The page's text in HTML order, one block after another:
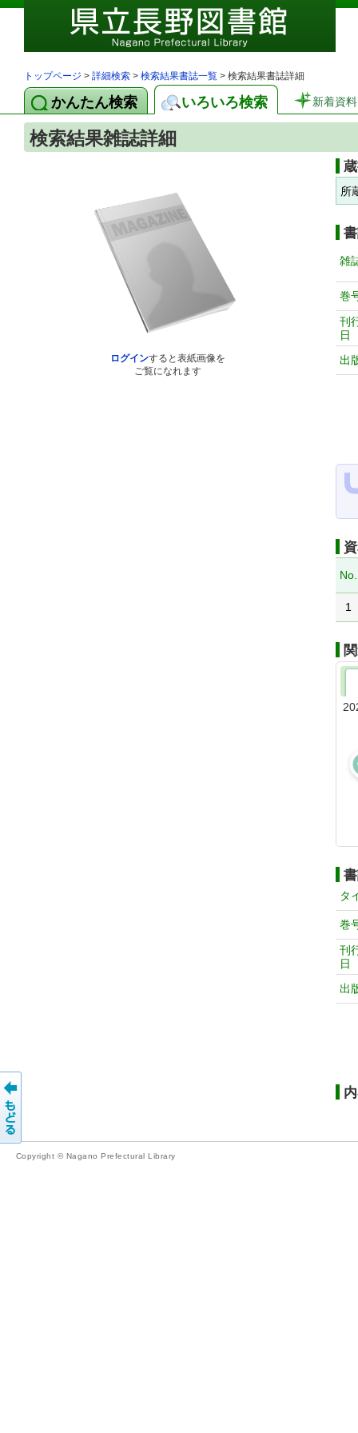
トップページ > 詳細検索 > 検索結果書誌一覧 > 検索結果書誌詳細
かんたん検索 いろいろ検索 新着資料
検索結果雑誌詳細
ログインすると表紙画像を
ご覧になれます
所
雑
巻
刊
日
出
No.
1
タ
巻
刊
日
出
Copyright © Nagano Prefectural Library